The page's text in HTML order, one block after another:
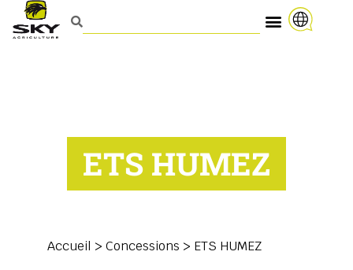
ETS HUMEZ
Accueil > Concessions > ETS HUMEZ